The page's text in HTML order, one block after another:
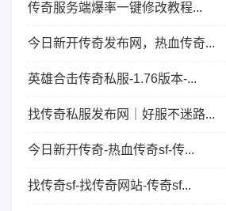
传奇服务端爆率一键修改教程...
今日新开传奇发布网，热血传奇...
英雄合击传奇私服-1.76版本-...
找传奇私服发布网｜好服不迷路...
今日新开传奇-热血传奇sf-传...
找传奇sf-找传奇网站-传奇sf...